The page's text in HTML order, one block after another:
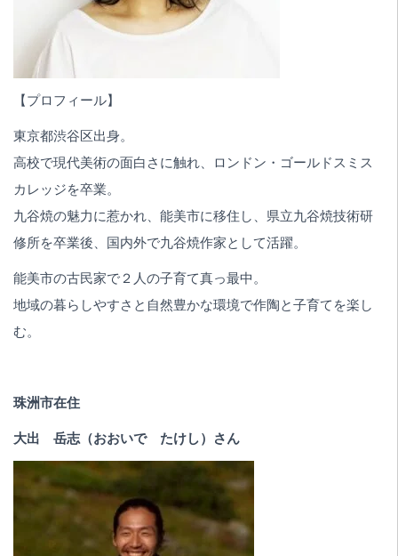
【プロフィール】
東京都渋谷区出身。
高校で現代美術の面白さに触れ、ロンドン・ゴールドスミス
カレッジを卒業。
九谷焼の魅力に惹かれ、能美市に移住し、県立九谷焼技術研
修所を卒業後、国内外で九谷焼作家として活躍。
能美市の古民家で２人の子育て真っ最中。
地域の暮らしやすさと自然豊かな環境で作陶と子育てを楽し
む。
珠洲市在住
大出 岳志（おおいで たけし）さん